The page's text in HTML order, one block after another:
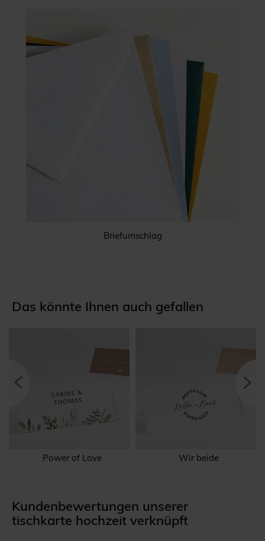
Briefumschlag
Das könnte Ihnen auch gefallen
Power of Love Wir beide
Kundenbewertungen unserer
tischkarte hochzeit verknüpft